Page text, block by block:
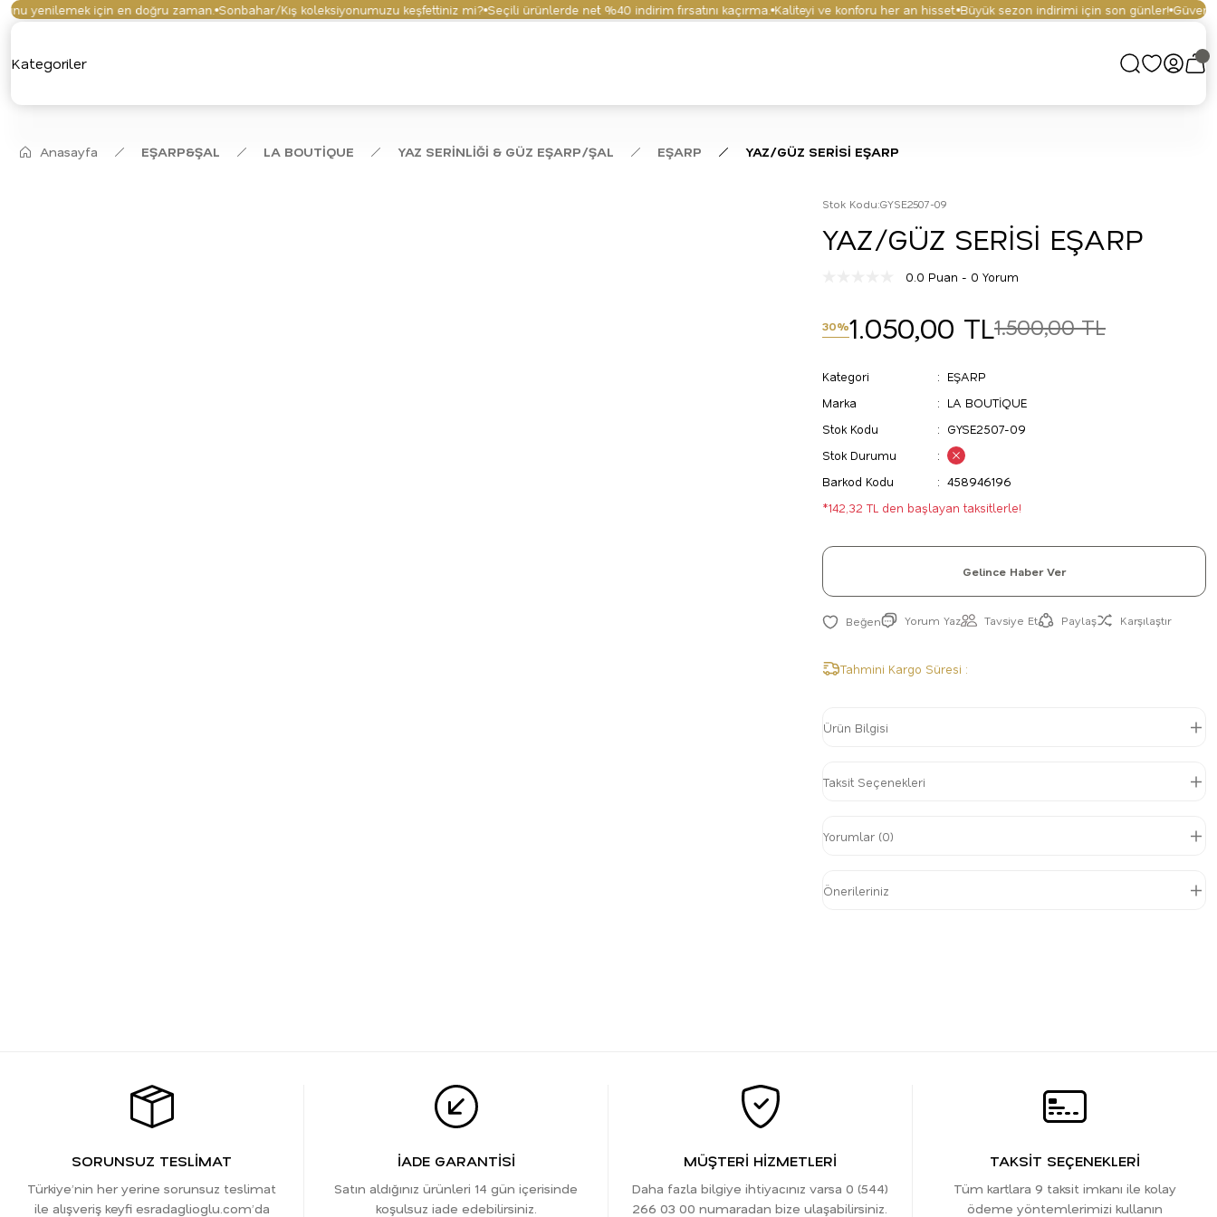
yenilemek için en doğru zaman. Sonbahar/Kış koleksiyonumuzu keşfettiniz mi? Seçili ürünlerde net %40 indirim fırsatını kaçırma. Kaliteyi ve konforu her an hisset. Büyük sezon indirimi için son günler! Güvenli
Kategoriler
Anasayfa EŞARP&ŞAL LA BOUTİQUE YAZ SERİNLİĞİ & GÜZ EŞARP/ŞAL EŞARP YAZ/GÜZ SERİSİ EŞARP
Stok Kodu:GYSE2507-09
YAZ/GÜZ SERİSİ EŞARP
0.0 Puan - 0 Yorum
30%1.050,00 TL1.500,00 TL
Kategori
EŞARP
Marka
LA BOUTİQUE
Stok Kodu
GYSE2507-09
Stok Durumu
Barkod Kodu
458946196
*142,32 TL den başlayan taksitlerle!
Gelince Haber Ver
Yorum Yaz Tavsiye Et Paylaş Karşılaştır
Tahmini Kargo Süresi :
Ürün Bilgisi
Taksit Seçenekleri
Yorumlar (0)
Önerileriniz
SORUNSUZ TESLİMAT
Türkiye’nin her yerine sorunsuz teslimat
ile alışveriş keyfi esradaglioglu.com’da
İADE GARANTİSİ
Satın aldığınız ürünleri 14 gün içerisinde
koşulsuz iade edebilirsiniz.
MÜŞTERİ HİZMETLERİ
Daha fazla bilgiye ihtiyacınız varsa 0 (544)
266 03 00 numaradan bize ulaşabilirsiniz.
TAKSİT SEÇENEKLERİ
Tüm kartlara 9 taksit imkanı ile kolay
ödeme yöntemlerimizi kullanın